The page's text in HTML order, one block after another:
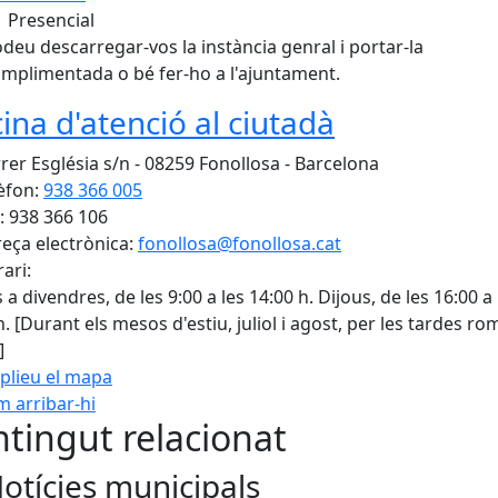
Presencial
descarregar-vos la instància genral i portar-la
o bé fer-ho a l'ajuntament.
d'atenció al ciutadà
Església s/n - 08259 Fonollosa - Barcelona
938 366 005
938 366 106
electrònica: fonollosa@fonollosa.cat
a divendres, de les 9:00 a les 14:00 h. Dijous, de les 16:00 a
[Durant els mesos d'estiu, juliol i agost, per les tardes
el mapa
arribar-hi
relacionat
municipals